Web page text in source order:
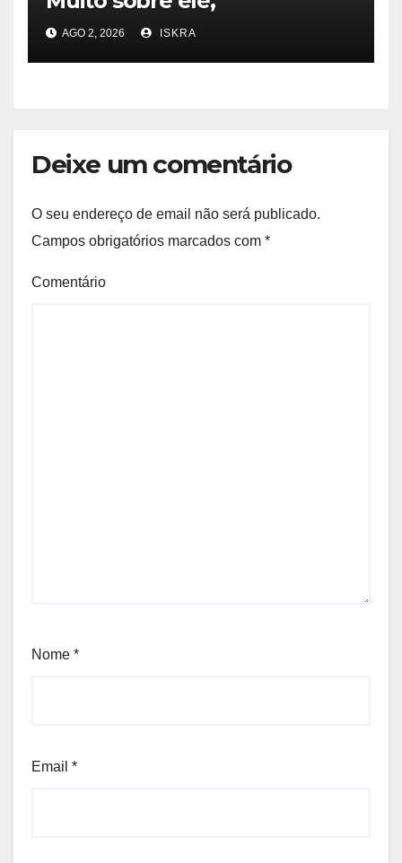
AGO 2, 2026 ISKRA
Deixe um comentário
O seu endereço de email não será publicado.
Campos obrigatórios marcados com *
Comentário
Nome *
Email *